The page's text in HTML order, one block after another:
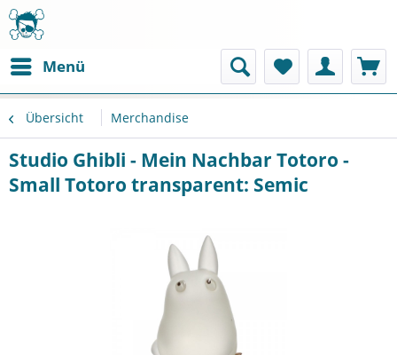
Menü
Übersicht Merchandise
Studio Ghibli - Mein Nachbar Totoro -
Small Totoro transparent: Semic